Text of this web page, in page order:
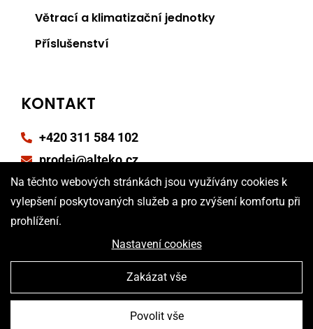
Větrací a klimatizační jednotky
Příslušenství
KONTAKT
+420 311 584 102
prodej@alteko.cz
Reklamační formulář
Poptávkový formulář
Na těchto webových stránkách jsou využívány cookies k
vylepšení poskytovaných služeb a pro zvýšení komfortu při
prohlížení.
Nastavení cookies
Zakázat vše
Povolit vše